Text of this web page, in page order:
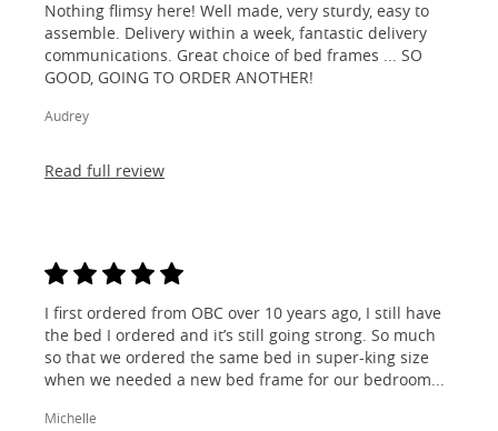
Nothing flimsy here! Well made, very sturdy, easy to
assemble. Delivery within a week, fantastic delivery
communications. Great choice of bed frames ... SO
GOOD, GOING TO ORDER ANOTHER!
Audrey
Read full review
I first ordered from OBC over 10 years ago, I still have
the bed I ordered and it’s still going strong. So much
so that we ordered the same bed in super-king size
when we needed a new bed frame for our bedroom...
Michelle